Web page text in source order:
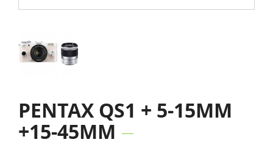
PENTAX QS1 + 5-15MM
+15-45MM